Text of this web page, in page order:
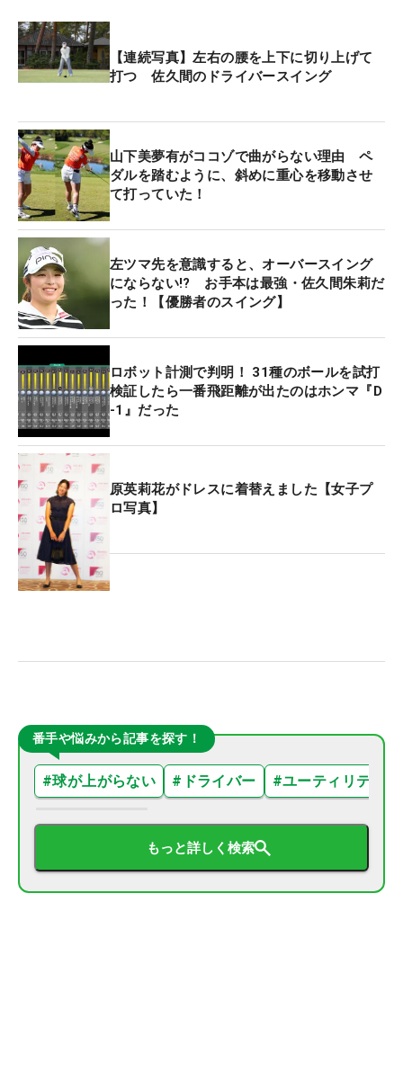
【連続写真】左右の腰を上下に切り上げて
打つ 佐久間のドライバースイング
山下美夢有がココゾで曲がらない理由 ペ
ダルを踏むように、斜めに重心を移動させ
て打っていた！
左ツマ先を意識すると、オーバースイング
にならない!? お手本は最強・佐久間朱莉だ
った！【優勝者のスイング】
ロボット計測で判明！ 31種のボールを試打
検証したら一番飛距離が出たのはホンマ『D
-1』だった
原英莉花がドレスに着替えました【女子プ
ロ写真】
番手や悩みから記事を探す！
#球が上がらない # ドライバー #ユーティリティ
もっと詳しく検索